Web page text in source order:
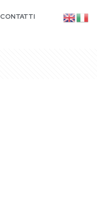
CONTATTI